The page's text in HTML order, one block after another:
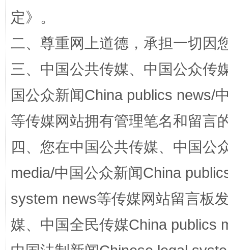
国家大学科技园优化重塑工作
定》。
二、尊重网上道德，承担一切因
三、中国公共传媒、中国公众传
国公众新闻China publics news/
等传媒网站拥有管理笔名和留言
四、您在中国公共传媒、中国公
media/中国公众新闻China
system news等传媒网站留言板
媒、中国全民传媒China publics